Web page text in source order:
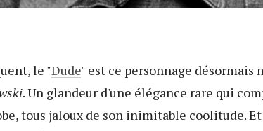
le "Dude" est ce personnage désormais
. Un glandeur d'une élégance rare qui
tous jaloux de son inimitable coolitude. Et